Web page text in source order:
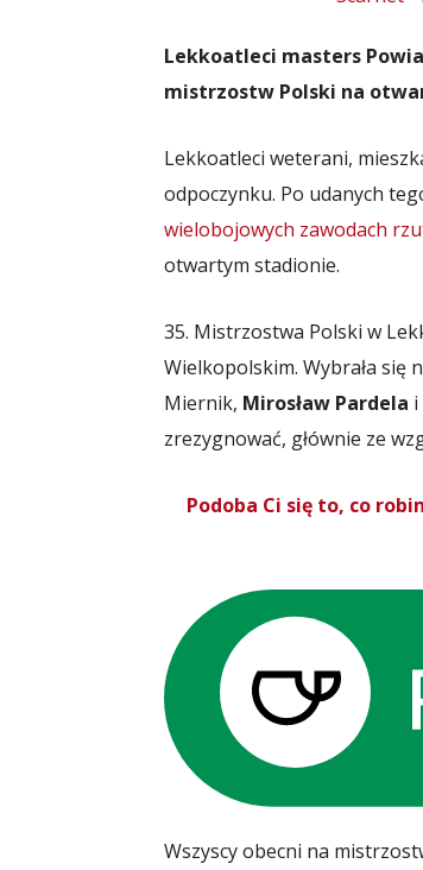
Lekkoatleci masters
mistrzostw Polski na
Lekkoatleci weterani,
odpoczynku. Po udanych
wielobojowych zawodach
otwartym stadionie.
35. Mistrzostwa Polski w
Wielkopolskim. Wybrała się
Miernik, Mirosław Pardela i
zrezygnować, głównie ze
Podoba Ci się to, co
Wszyscy obecni na